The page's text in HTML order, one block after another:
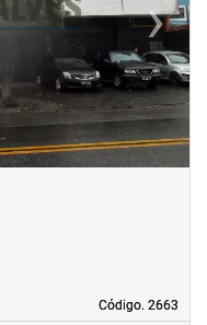
›Next
Código. 2663
Código. 2663